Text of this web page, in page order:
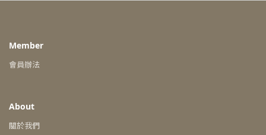
Member
會員辦法
About
關於我們